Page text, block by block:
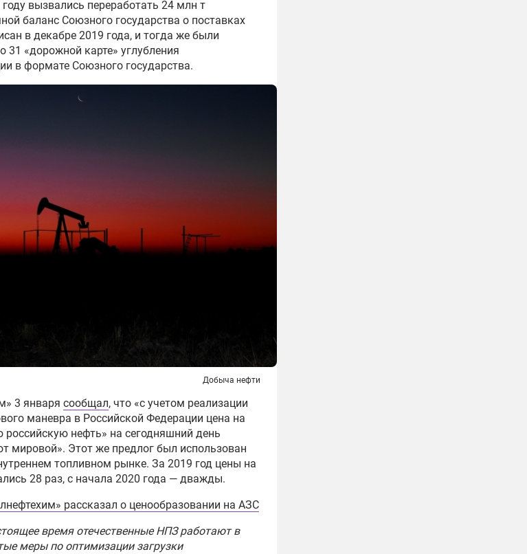
вызвались переработать 24 млн т
баланс Союзного государства о поставках
в декабре 2019 года, и тогда же были
31 «дорожной карте» углубления
в формате Союзного государства.
Добыча нефти
3 января сообщал, что «с учетом реализации
маневра в Российской Федерации цена на
нефть» на сегодняшний день
мировой». Этот же предлог был использован
топливном рынке. За 2019 год цены на
28 раз, с начала 2020 года — дважды.
рассказал о ценообразовании на АЗС
время отечественные НПЗ работают в
меры по оптимизации загрузки